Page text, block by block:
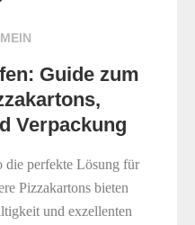
Guide zum
Verpackung
die perfekte Lösung für
Pizzakartons bieten
und exzellenten